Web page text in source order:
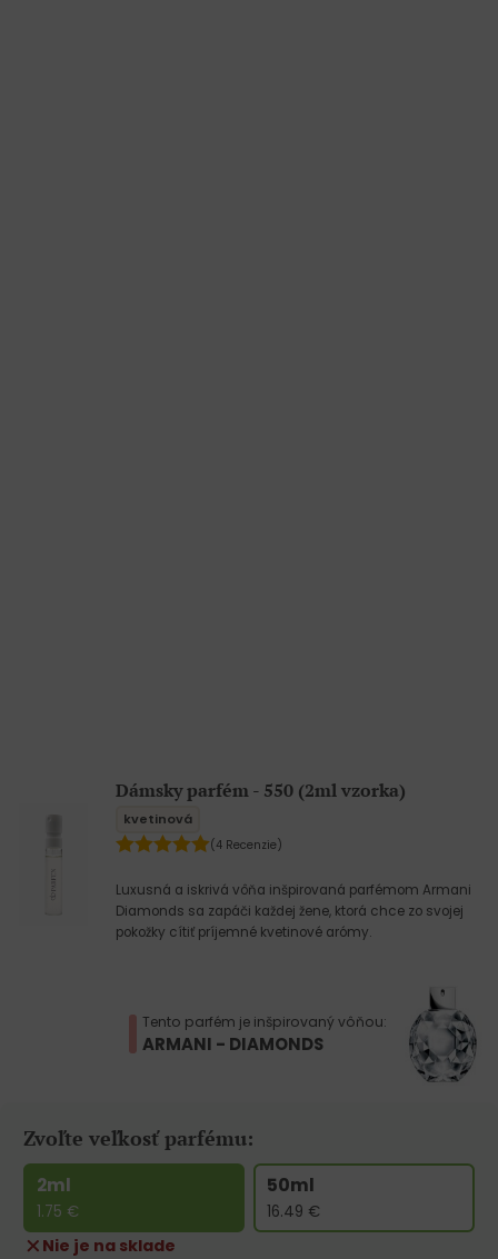
Dámsky parfém - 550 (2ml vzorka)
kvetinová
(4 Recenzie)
Luxusná a iskrivá vôňa inšpirovaná parfémom Armani
Diamonds sa zapáči každej žene, ktorá chce zo svojej
pokožky cítiť príjemné kvetinové arómy.
Tento parfém je inšpirovaný vôňou:
ARMANI - DIAMONDS
Zvoľte veľkosť parfému:
2ml
1.75 €
50ml
16.49 €
Nie je na sklade